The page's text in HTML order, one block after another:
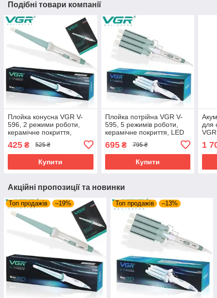
Подібні товари компанії
Плойка конусна VGR V-
596, 2 режими роботи,
керамічне покриття,
425 ₴ 525 ₴
Купити
Плойка потрійна VGR V-
595, 5 режимів роботи,
керамічне покриття, LED
695₴ 795 ₴
Купити
для
1
Акційні пропозиції та новинки
Топ продажів –19% Топ продажів –13%